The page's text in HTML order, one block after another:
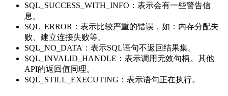
SQL_SUCCESS_WITH_INFO：表示会有一些警告信
息。
SQL_ERROR：表示比较严重的错误，如：内存分配失
败、建立连接失败等。
SQL_NO_DATA：表示SQL语句不返回结果集。
SQL_INVALID_HANDLE：表示调用无效句柄。其他
API的返回值同理。
SQL_STILL_EXECUTING：表示语句正在执行。